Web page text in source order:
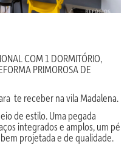
COM 1 DORMITÓRIO,
PRIMOROSA DE
te receber na vila Madalena.
de estilo. Uma pegada
integrados e amplos, um pé
projetada e de qualidade.